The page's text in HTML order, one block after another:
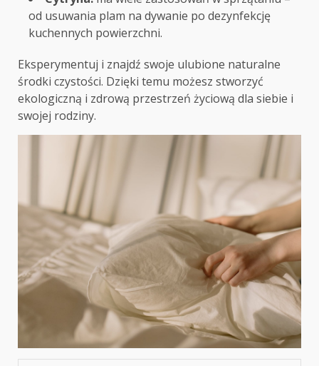
od usuwania plam na dywanie po dezynfekcję
kuchennych powierzchni.
Eksperymentuj i znajdź swoje ulubione naturalne
środki czystości. Dzięki temu możesz stworzyć
ekologiczną i zdrową przestrzeń życiową dla siebie i
swojej rodziny.